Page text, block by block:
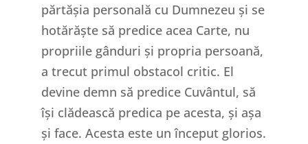
părtășia personală cu Dumnezeu și se
hotărăște să predice acea Carte, nu
propriile gânduri și propria persoană,
a trecut primul obstacol critic. El
devine demn să predice Cuvântul, să
își clădească predica pe acesta, și așa
și face. Acesta este un început glorios.